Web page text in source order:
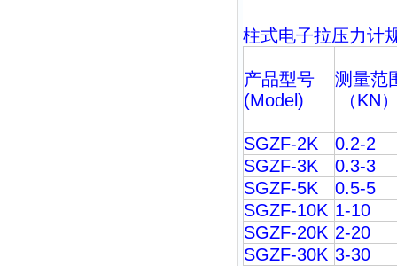
柱式电子拉压力计
产品型号
(Model)
测量范
（KN
SGZF-2K
0.2-2
SGZF-3K
0.3-3
SGZF-5K
0.5-5
SGZF-10K 1-10
SGZF-20K 2-20
SGZF-30K 3-30